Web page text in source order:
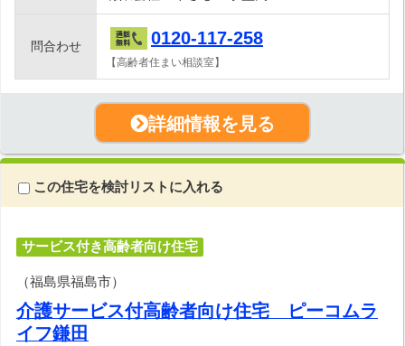
問合わせ 0120-117-258
【高齢者住まい相談室】
詳細情報を見る
この住宅を検討リストに入れる
サービス付き高齢者向け住宅
（福島県福島市）
介護サービス付高齢者向け住宅 ピーコムラ
イフ鎌田